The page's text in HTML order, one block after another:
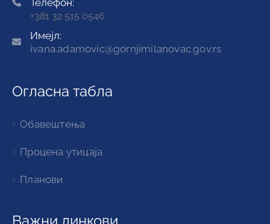
Телефон:
+381 32 515 0546
Имејл:
ivana.adamovic@gornjimilanovac.gov.rs
Огласна табла
Обавештења
Процена утицаја
Планови